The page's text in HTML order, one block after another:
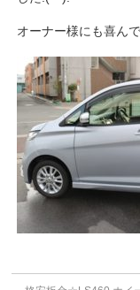
オーナー様にも喜ん